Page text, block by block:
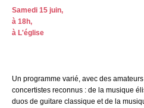
Samedi 15 juin,
à 18h,
à L'église
Un programme varié, avec des
concertistes reconnus : de la musique
duos de guitare classique et de la